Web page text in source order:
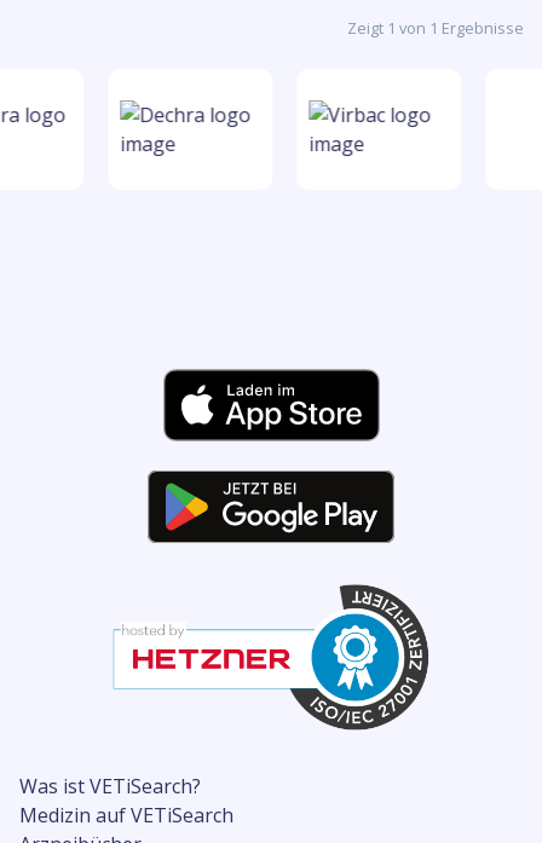
Zeigt 1 von 1 Ergebnisse
Was ist VETiSearch?
Medizin auf VETiSearch